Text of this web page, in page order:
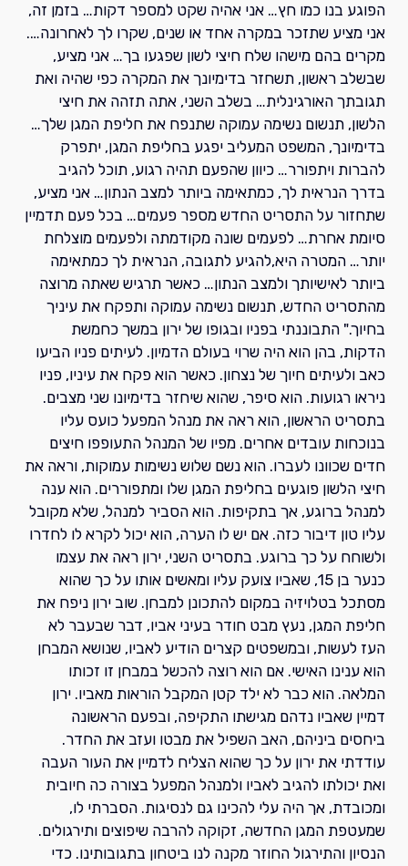
הפוגע בנו כמו חץ… אני אהיה שקט למספר דקות… בזמן זה,
אני מציע שתזכר במקרה אחד או שנים, שקרו לך לאחרונה….
מקרים בהם מישהו שלח חיצי לשון שפגעו בך… אני מציע,
שבשלב ראשון, תשחזר בדימיונך את המקרה כפי שהיה ואת
תגובתך האורגינלית… בשלב השני, אתה תזהה את חיצי
הלשון, תנשום נשימה עמוקה שתנפח את חליפת המגן שלך…
בדימיונך, המשפט המעליב יפגע בחליפת המגן, יתפרק
להברות ויתפורר… כיוון שהפעם תהיה רגוע, תוכל להגיב
בדרך הנראית לך, כמתאימה ביותר למצב הנתון… אני מציע,
שתחזור על התסריט החדש מספר פעמים… בכל פעם תדמיין
סיומת אחרת… לפעמים שונה מקודמתה ולפעמים מוצלחת
יותר… המטרה היא,להגיע לתגובה, הנראית לך כמתאימה
ביותר לאישיותך ולמצב הנתון… כאשר תרגיש שאתה מרוצה
מהתסריט החדש, תנשום נשימה עמוקה ותפקח את עיניך
בחיוך." התבוננתי בפניו ובגופו של ירון במשך כחמשת
הדקות, בהן הוא היה שרוי בעולם הדמיון. לעיתים פניו הביעו
כאב ולעיתים חיוך של נצחון. כאשר הוא פקח את עיניו, פניו
ניראו רגועות. הוא סיפר, שהוא שיחזר בדימיונו שני מצבים.
בתסריט הראשון, הוא ראה את מנהל המפעל כועס עליו
בנוכחות עובדים אחרים. מפיו של המנהל התעופפו חיצים
חדים שכוונו לעברו. הוא נשם שלוש נשימות עמוקות, וראה את
חיצי הלשון פוגעים בחליפת המגן שלו ומתפוררים. הוא ענה
למנהל ברוגע, אך בתקיפות. הוא הסביר למנהל, שלא מקובל
עליו טון דיבור כזה. אם יש לו הערה, הוא יכול לקרא לו לחדרו
ולשוחח על כך ברוגע. בתסריט השני, ירון ראה את עצמו
כנער בן 15, שאביו צועק עליו ומאשים אותו על כך שהוא
מסתכל בטלויזיה במקום להתכונן למבחן. שוב ירון ניפח את
חליפת המגן, נעץ מבט חודר בעיני אביו, דבר שבעבר לא
העז לעשות, ובמשפטים קצרים הודיע לאביו, שנושא המבחן
הוא ענינו האישי. אם הוא רוצה להכשל במבחן זו זכותו
המלאה. הוא כבר לא ילד קטן המקבל הוראות מאביו. ירון
דמיין שאביו נדהם מגישתו התקיפה, ובפעם הראשונה
ביחסים ביניהם, האב השפיל את מבטו ועזב את החדר.
עודדתי את ירון על כך שהוא הצליח לדמיין את העור העבה
ואת יכולתו להגיב לאביו ולמנהל המפעל בצורה כה חיובית
ומכובדת, אך היה עלי להכינו גם לנסיגות. הסברתי לו,
שמעטפת המגן החדשה, זקוקה להרבה שיפוצים ותירגולים.
הנסיון והתירגול החוזר מקנה לנו ביטחון בתגובותינו. כדי